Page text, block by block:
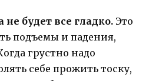
будет все гладко. Это
подъемы и падения,
грустно надо
себе прожить тоску,